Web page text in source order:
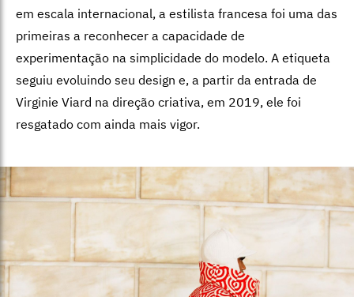
em escala internacional, a estilista francesa foi uma das
primeiras a reconhecer a capacidade de
experimentação na simplicidade do modelo. A etiqueta
seguiu evoluindo seu design e, a partir da entrada de
Virginie Viard na direção criativa, em 2019, ele foi
resgatado com ainda mais vigor.